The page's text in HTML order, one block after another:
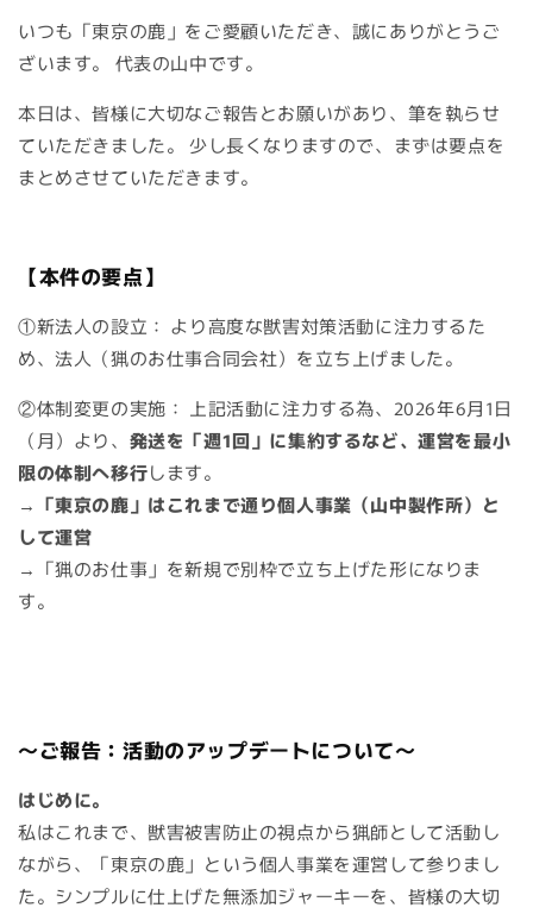
いつも「東京の鹿」をご愛顧いただき、誠にありがとうご
ざいます。 代表の山中です。
本日は、皆様に大切なご報告とお願いがあり、筆を執らせ
ていただきました。 少し長くなりますので、まずは要点を
まとめさせていただきます。
【本件の要点】
①新法人の設立： より高度な獣害対策活動に注力するた
め、法人（猟のお仕事合同会社）を立ち上げました。
②体制変更の実施： 上記活動に注力する為、 2026年6月1日
（月）より、 発送を「週1回」に集約するなど、運営を最小
限の体制へ移行します。
→ 「東京の鹿」はこれまで通り個人事業（山中製作所）と
して運営
→「猟のお仕事」を新規で別枠で立ち上げた形になりま
す。
～ご報告：活動のアップデートについて～
はじめに。
私はこれまで、獣害被害防止の視点から猟師として活動し
ながら、「東京の鹿」という個人事業を運営して参りまし
た。シンプルに仕上げた無添加ジャーキーを、皆様の大切